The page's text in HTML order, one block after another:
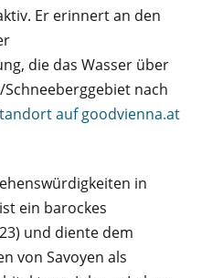
Er erinnert an den
die das Wasser über
Schneeberggebiet nach
auf goodvienna.at
in
ein barockes
und diente dem
von Savoyen als